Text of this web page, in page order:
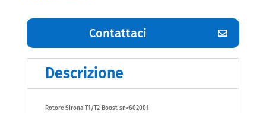
Contattaci
Descrizione
Rotore Sirona T1/T2 Boost sn<602001